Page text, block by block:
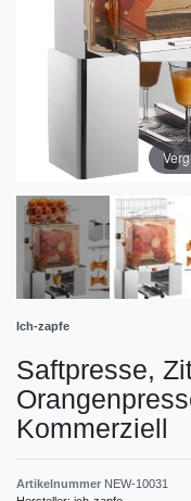
Ich-zapfe
Saftpresse,
Kommerziell
Artikelnummer NEW-10031